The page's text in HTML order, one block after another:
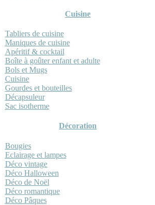
Cuisine
Tabliers de cuisine
Maniques de cuisine
Apéritif & cocktail
Boîte à goûter enfant et adulte
Bols et Mugs
Cuisine
Gourdes et bouteilles
Décapsuleur
Sac isotherme
Décoration
Bougies
Eclairage et lampes
Déco vintage
Déco Halloween
Déco de Noël
Déco romantique
Déco Pâques